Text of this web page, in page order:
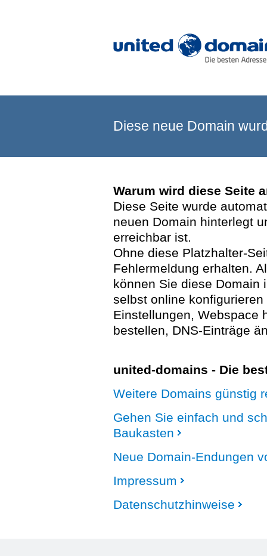
Diese neue Domain
Warum wird diese Seite
Diese Seite wurde
neuen Domain hinterlegt
erreichbar ist.
Ohne diese Platzhalter-
Fehlermeldung erhalten.
können Sie diese Domain
selbst online
Einstellungen, Webspace
bestellen, DNS-Einträge
united-domains - Die
Weitere Domains günstig
Gehen Sie einfach und
Baukasten
Neue Domain-Endungen
Impressum
Datenschutzhinweise